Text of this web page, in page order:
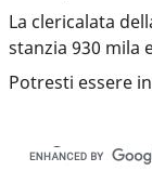
La clericalata
stanzia 930 mila
Potresti essere